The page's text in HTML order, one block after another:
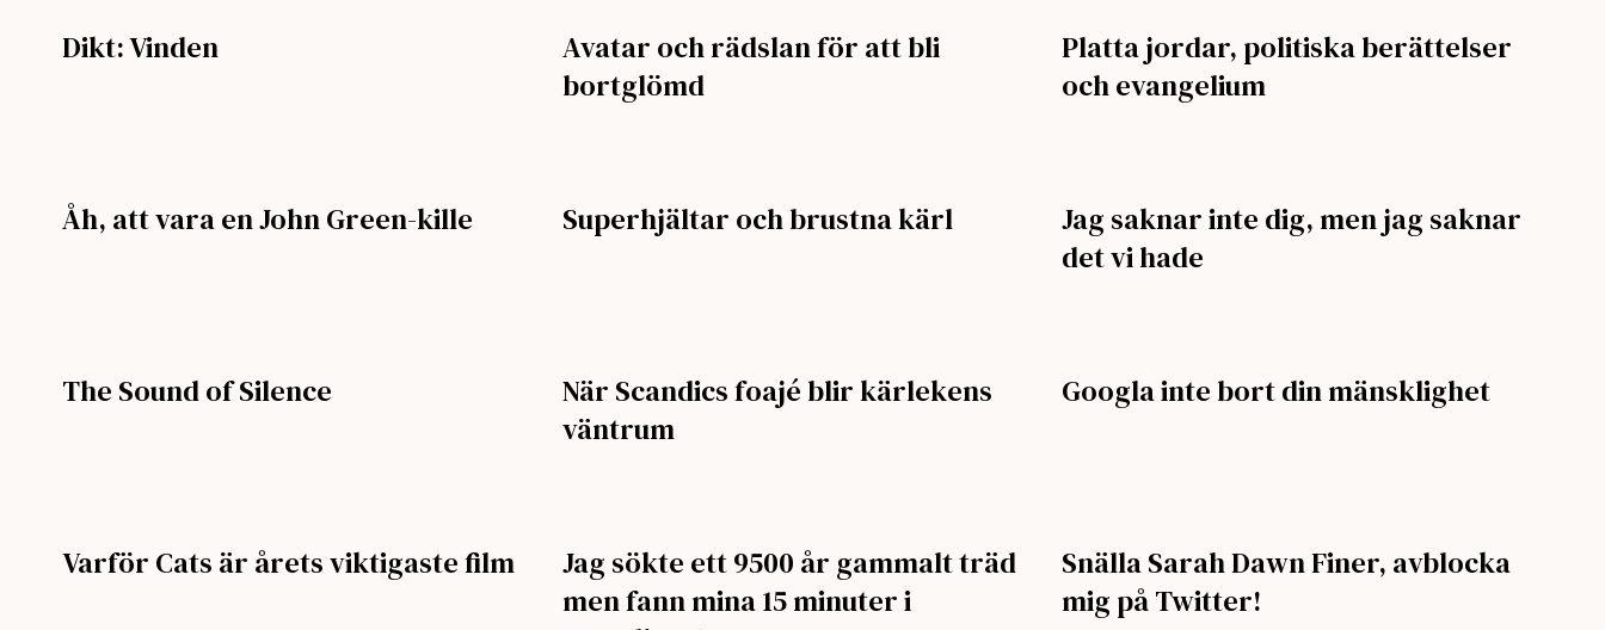
Dikt: Vinden
Avatar och rädslan för att bli
bortglömd
Platta jordar, politiska berättelser
och evangelium
Åh, att vara en John Green-kille Superhjältar och brustna kärl
Jag saknar inte dig, men jag saknar
det vi hade
The Sound of Silence
När Scandics foajé blir kärlekens
väntrum
Googla inte bort din mänsklighet
Varför Cats är årets viktigaste film
Jag sökte ett 9500 år gammalt träd
men fann mina 15 minuter i
Snälla Sarah Dawn Finer, avblocka
mig på Twitter!